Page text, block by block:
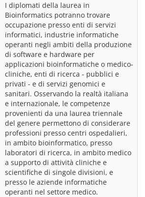
I diplomati della laurea in
Bioinformatics potranno trovare
occupazione presso enti di servizi
informatici, industrie informatiche
operanti negli ambiti della produzione
di software e hardware per
applicazioni bioinformatiche o medico-
cliniche, enti di ricerca - pubblici e
privati - e di servizi genomici e
sanitari. Osservando la realtà italiana
e internazionale, le competenze
provenienti da una laurea triennale
del genere permettono di considerare
professioni presso centri ospedalieri,
in ambito bioinformatico, presso
laboratori di ricerca, in ambito medico
a supporto di attività cliniche e
scientifiche di singole divisioni, e
presso le aziende informatiche
operanti nel settore medico.